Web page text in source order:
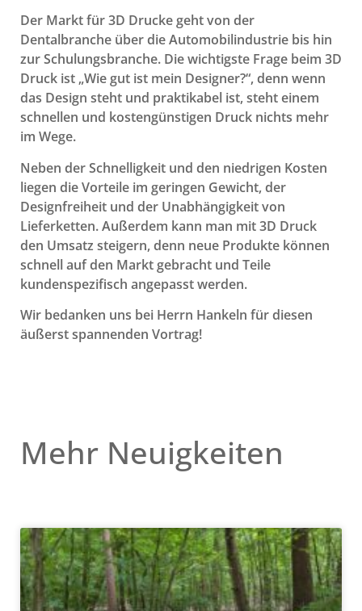
Der Markt für 3D Drucke geht von der
Dentalbranche über die Automobilindustrie bis hin
zur Schulungsbranche. Die wichtigste Frage beim 3D
Druck ist „Wie gut ist mein Designer?“, denn wenn
das Design steht und praktikabel ist, steht einem
schnellen und kostengünstigen Druck nichts mehr
im Wege.
Neben der Schnelligkeit und den niedrigen Kosten
liegen die Vorteile im geringen Gewicht, der
Designfreiheit und der Unabhängigkeit von
Lieferketten. Außerdem kann man mit 3D Druck
den Umsatz steigern, denn neue Produkte können
schnell auf den Markt gebracht und Teile
kundenspezifisch angepasst werden.
Wir bedanken uns bei Herrn Hankeln für diesen
äußerst spannenden Vortrag!
Mehr Neuigkeiten